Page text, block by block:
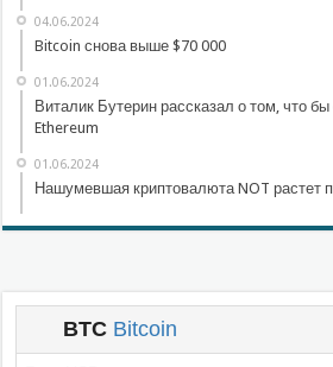
04.06.2024
Bitcoin снова выше $70 000
01.06.2024
Виталик Бутерин рассказал о том, что
Ethereum
01.06.2024
Нашумевшая криптовалюта NOT растет